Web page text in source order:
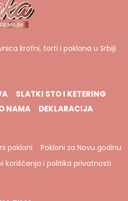
krofni, torti i poklona u Srbiji.
SLATKI STO I KETERING
NAMA
DEKLARACIJA
pokloni
Pokloni za Novu godinu
korišćenja i politika privatnosti